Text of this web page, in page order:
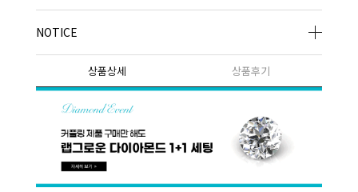
NOTICE
상품상세 상품후기